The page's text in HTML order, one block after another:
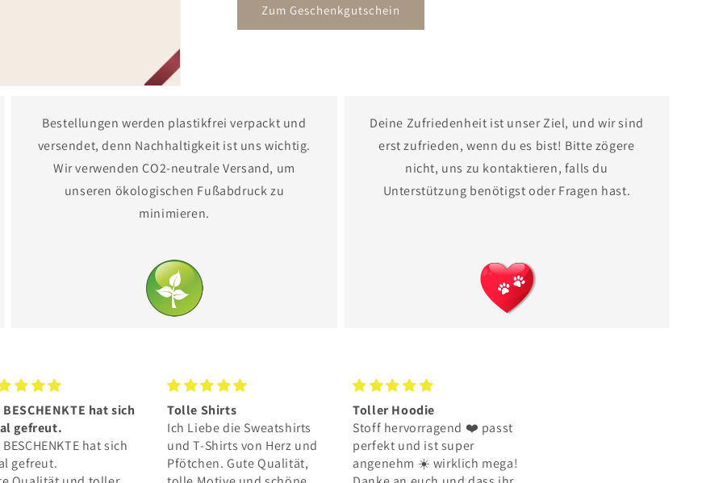
Zum Geschenkgutschein
Bestellungen werden plastikfrei verpackt und
versendet, denn Nachhaltigkeit ist uns wichtig.
Wir verwenden CO2-neutrale Versand, um
unseren ökologischen Fußabdruck zu
minimieren.
Deine Zufriedenheit ist unser Ziel, und wir sind
erst zufrieden, wenn du es bist! Bitte zögere
nicht, uns zu kontaktieren, falls du
Unterstützung benötigst oder Fragen hast.
Shirts
die Sweatshirts
T-Shirts von Herz und
Gute Qualität,
Toller Hoodie
Stoff hervorragend ❤️ passt
perfekt und ist super
angenehm ☀️ wirklich mega!
Gefallen hat mir das ihr
ehrlich seit
Gefallen hat mir das ihr
ehrlich seit , die Qualität der